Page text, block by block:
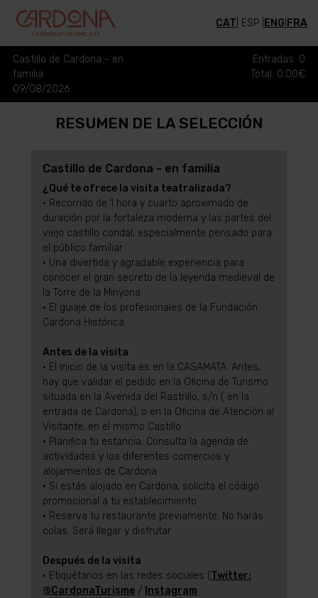
CAT | ESP | ENG FRA
Castillo de Cardona - en
familia
09/08/2026
Entradas: 0
Total: 0.00€
ENTRADAS
RESUMEN DE LA SELECCIÓN
Castillo de Cardona - en familia
¿Qué te ofrece la visita teatralizada?
• Recorrido de 1 hora y cuarto aproximado de
duración por la fortaleza moderna y las partes del
viejo castillo condal, especialmente pensado para
el público familiar
• Una divertida y agradable experiencia para
conocer el gran secreto de la leyenda medieval de
la Torre de la Minyona
• El guiaje de los profesionales de la Fundación
Cardona Histórica
Antes de la visita
• El inicio de la visita es en la CASAMATA. Antes,
hay que validar el pedido en la Oficina de Turismo
situada en la Avenida del Rastrillo, s/n ( en la
entrada de Cardona), o en la Oficina de Atención al
Visitante, en el mismo Castillo
• Planifica tu estancia. Consulta la agenda de
actividades y los diferentes comercios y
alojamientos de Cardona
• Si estás alojado en Cardona, solicita el código
promocional a tu establecimiento
• Reserva tu restaurante previamente. No harás
colas. Será llegar y disfrutar
Después de la visita
• Etiquétanos en las redes sociales (Twitter:
@CardonaTurisme / Instagram